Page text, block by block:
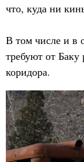
что, куда ни
В том числе и
требуют от Баку
коридора.